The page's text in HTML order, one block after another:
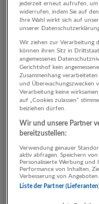
WER WIR SIND
Eingebettet in einen
von 7 Hektar
Leopoldskronein
von der Salzburger
Schloss bietet 55
Schloss. Mit
und die Festung
unvergessliche
die Heimat von
Profit-Organisation,
„Barrieren zu
jederzeit erneut aufrufen,
widerrufen, indem Sie auf
Ihre Wahl wirkt sich auf
unserer
Wir ziehen zur Verarbeitung
können ihren Sitz in
angemessenes
Gerichtshof kein
Zusammenhang
und Überwachungszwecken
Verarbeitung keine
auf „Cookies zulassen“
beiziehen dürfen.
Wir und unsere Partner
bereitzustellen:
Verwendung genauer
aktiv abfragen. Speichern
Personalisierte Werbung
Performance von Inhalten,
Verbesserung von Angeboten.
Liste der Partner